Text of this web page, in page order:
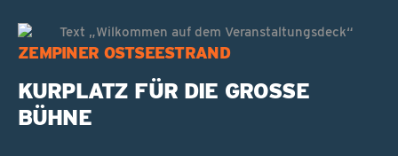
ZEMPINER OSTSEESTRAND
KURPLATZ FÜR DIE GROSSE B
ÜHNE